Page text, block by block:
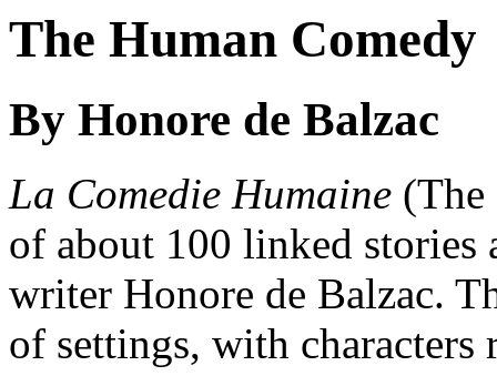
The Human Comedy
By Honore de Balzac
La Comedie Humaine (The
of about 100 linked stories
writer Honore de Balzac.
of settings, with